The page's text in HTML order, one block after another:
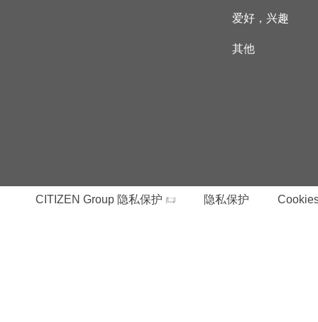
爱好，兴趣
其他
CITIZEN Group 隐私保护 隐私保护